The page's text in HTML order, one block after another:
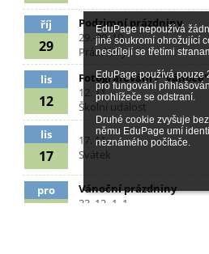
EduPage nepoužívá
jiné soukromí ohrožující
nesdílejí se třetími
EduPage používá pouze
pro fungování
prohlížeče se odstraní.
Druhé cookie zvyšuje
němu EduPage umí
neznámého počítače.
říj
29
Podzimní prázdniny
29.-30. 10.
Prázdniny
lis
12
Fotografování - "Vánoce"
12. 11.
Školní událost
lis
17
17. 11.
Svátek
pro
Vánoční prázdniny
23. 12.-1. 1.